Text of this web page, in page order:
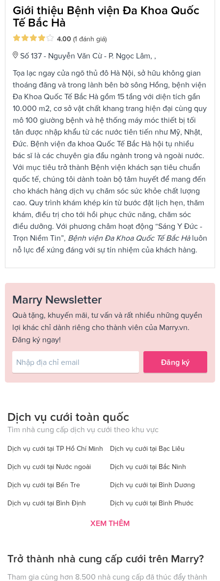
Giới thiệu Bệnh viện Đa Khoa Quốc
Tế Bắc Hà
4.00 (1 đánh giá)
Số 137 - Nguyễn Văn Cừ - P. Ngọc Lâm, ,
Tọa lạc ngay cửa ngõ thủ đô Hà Nội, sở hữu không gian
thoáng đãng và trong lành bên bờ sông Hồng, bệnh viện
Đa Khoa Quốc Tế Bắc Hà gồm 15 tầng với diện tích gần
10.000 m2, cơ sở vật chất khang trang hiện đại cùng quy
mô 100 giường bệnh và hệ thống máy móc thiết bị tối
tân được nhập khẩu từ các nước tiên tiến như Mỹ, Nhật,
Đức. Bệnh viện đa khoa Quốc Tế Bắc Hà hội tụ nhiều
bác sĩ là các chuyên gia đầu ngành trong và ngoài nước.
Với mục tiêu trở thành Bệnh viện khách sạn tiêu chuẩn
quốc tế, chúng tôi dành toàn bộ tâm huyết để mang đến
cho khách hàng dịch vụ chăm sóc sức khỏe chất lượng
cao. Quy trình khám khép kín từ bước đặt lịch hẹn, thăm
khám, điều trị cho tới hồi phục chức năng, chăm sóc
điều dưỡng. Với phương châm hoạt động “Sáng Y Đức -
Trọn Niềm Tin”, Bệnh viện Đa Khoa Quốc Tế Bắc Hàluôn
nỗ lực để xứng đáng với sự tín nhiệm của khách hàng.
Marry Newsletter
Quà tặng, khuyến mãi, tư vấn và rất nhiều những quyền
lợi khác chỉ dành riêng cho thành viên của Marry.vn.
Đăng ký ngay!
Đăng ký
Dịch vụ cưới toàn quốc
Tìm nhà cung cấp dịch vụ cưới theo khu vực
Dịch vụ cưới tại TP Hồ Chí Minh Dịch vụ cưới tại Bạc Liêu
Dịch vụ cưới tại Nước ngoài Dịch vụ cưới tại Bắc Ninh
Dịch vụ cưới tại Bến Tre Dịch vụ cưới tại Bình Dương
Dịch vụ cưới tại Bình Định Dịch vụ cưới tại Bình Phước
Dịch vụ cưới tại Bình Thuận Dịch vụ cưới tại Cà Mau
Dịch vụ cưới tại Hà Nội Dịch vụ cưới tại Đăk Nông
Dịch vụ cưới tại Điện Biên Dịch vụ cưới tại Đồng Nai
XEM THÊM
Trở thành nhà cung cấp cưới trên Marry?
Tham gia cùng hơn 8.500 nhà cung cấp đã thúc đẩy thành